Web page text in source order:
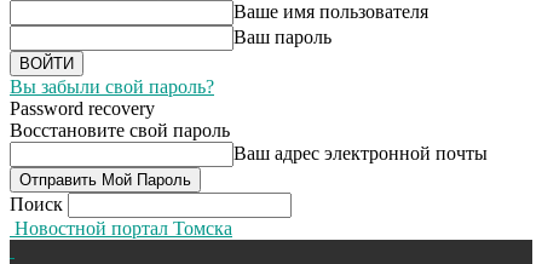
Ваше имя пользователя
Ваш пароль
Вы забыли свой пароль?
Password recovery
Восстановите свой пароль
Ваш адрес электронной почты
Поиск
Новостной портал Томска